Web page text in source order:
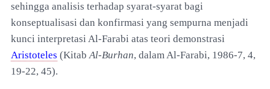
sehingga analisis terhadap syarat-syarat bagi
konseptualisasi dan konfirmasi yang sempurna menjadi
kunci interpretasi Al-Farabi atas teori demonstrasi
Aristoteles (KitabAl-Burhan, dalam Al-Farabi, 1986-7, 4,
19-22, 45).